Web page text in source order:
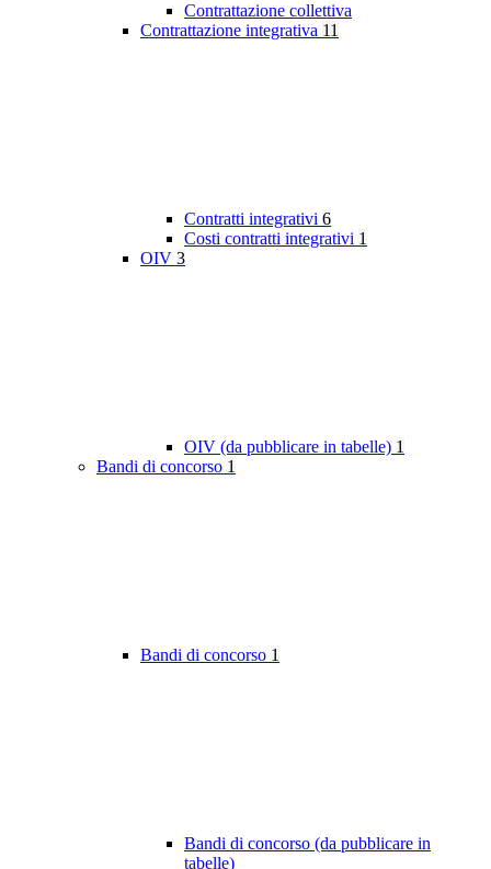
Contrattazione collettiva
Contrattazione integrativa 11
Contratti integrativi 6
Costi contratti integrativi 1
OIV 3
OIV (da pubblicare in tabelle) 1
Bandi di concorso 1
Bandi di concorso 1
Bandi di concorso (da pubblicare in
tabelle)